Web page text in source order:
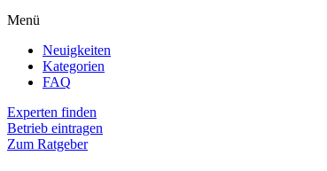
Menü
Neuigkeiten
Kategorien
FAQ
Experten finden
Betrieb eintragen
Zum Ratgeber